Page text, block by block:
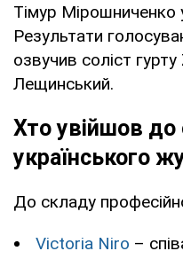
Тімур Мірошниченко
Результати
озвучив соліст
Лещинський.
Хто увійшов до
українського
До складу
Victoria Niro –